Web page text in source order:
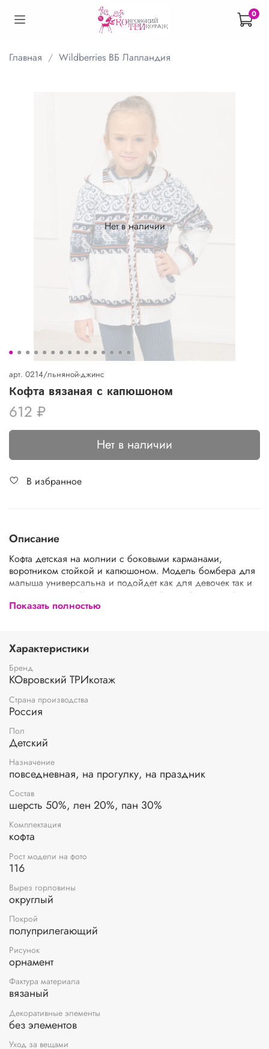
0
Главная Wildberries ВБ Лапландия
Нет в наличии
арт. 0214/льняной-джинс
Кофта вязаная с капюшоном
612 ₽
Нет в наличии
В избранное
Описание
Кофта детская на молнии с боковыми карманами,
воротником стойкой и капюшоном. Модель бомбера для
малыша универсальна и подойдет как для девочек так и
для мальчиков. Кофта для малышей подойдет зимой как
поддева, а весной, осенью и прохладным летом как
комфортно, а благодаря свободному крою не стесняет
движения. При выборе размера советуем
руководствоваться таблицей в карточке товара.
Показать полностью
Характеристики
Бренд
КОвровский ТРИкотаж
Страна производства
Россия
Пол
Детский
Назначение
повседневная, на прогулку, на праздник
Состав
шерсть 50%, лен 20%, пан 30%
Комплектация
кофта
Рост модели на фото
116
Вырез горловины
округлый
Покрой
полуприлегающий
Рисунок
орнамент
Фактура материала
вязаный
Декоративные элементы
без элементов
Уход за вещами